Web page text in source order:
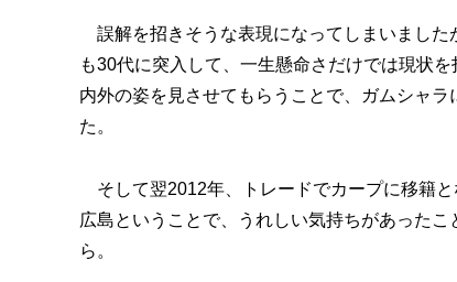
誤解を招きそうな表現になってしまいました
も30代に突入して、一生懸命さだけでは現状
内外の姿を見させてもらうことで、ガムシャ
た。
そして翌2012年、トレードでカープに移籍
広島ということで、うれしい気持ちがあった
ら。